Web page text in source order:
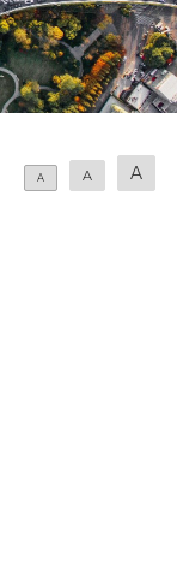
A A A